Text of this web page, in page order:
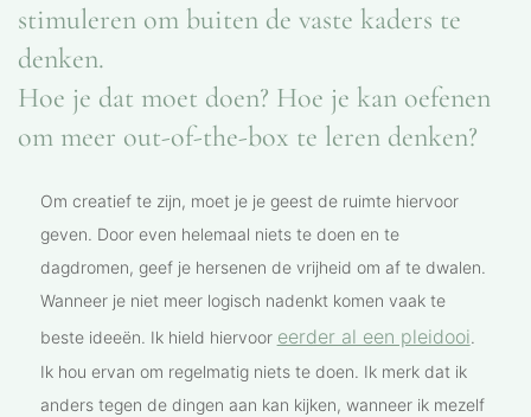
stimuleren om buiten de vaste kaders te
denken.
Hoe je dat moet doen? Hoe je kan oefenen
om meer out-of-the-box te leren denken?
Om creatief te zijn, moet je je geest de ruimte hiervoor
geven. Door even helemaal niets te doen en te
dagdromen, geef je hersenen de vrijheid om af te dwalen.
Wanneer je niet meer logisch nadenkt komen vaak te
beste ideeën. Ik hield hiervoor eerder al een pleidooi.
Ik hou ervan om regelmatig niets te doen. Ik merk dat ik
anders tegen de dingen aan kan kijken, wanneer ik mezelf